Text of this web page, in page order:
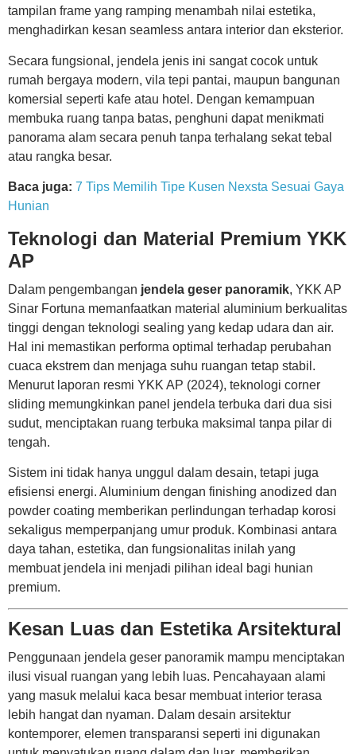
tampilan frame yang ramping menambah nilai estetika,
menghadirkan kesan seamless antara interior dan eksterior.
Secara fungsional, jendela jenis ini sangat cocok untuk
rumah bergaya modern, vila tepi pantai, maupun bangunan
komersial seperti kafe atau hotel. Dengan kemampuan
membuka ruang tanpa batas, penghuni dapat menikmati
panorama alam secara penuh tanpa terhalang sekat tebal
atau rangka besar.
Baca juga: 7 Tips Memilih Tipe Kusen Nexsta Sesuai Gaya
Hunian
Teknologi dan Material Premium YKK
AP
Dalam pengembangan jendela geser panoramik, YKK AP
Sinar Fortuna memanfaatkan material aluminium berkualitas
tinggi dengan teknologi sealing yang kedap udara dan air.
Hal ini memastikan performa optimal terhadap perubahan
cuaca ekstrem dan menjaga suhu ruangan tetap stabil.
Menurut laporan resmi YKK AP (2024), teknologi corner
sliding memungkinkan panel jendela terbuka dari dua sisi
sudut, menciptakan ruang terbuka maksimal tanpa pilar di
tengah.
Sistem ini tidak hanya unggul dalam desain, tetapi juga
efisiensi energi. Aluminium dengan finishing anodized dan
powder coating memberikan perlindungan terhadap korosi
sekaligus memperpanjang umur produk. Kombinasi antara
daya tahan, estetika, dan fungsionalitas inilah yang
membuat jendela ini menjadi pilihan ideal bagi hunian
premium.
Kesan Luas dan Estetika Arsitektural
Penggunaan jendela geser panoramik mampu menciptakan
ilusi visual ruangan yang lebih luas. Pencahayaan alami
yang masuk melalui kaca besar membuat interior terasa
lebih hangat dan nyaman. Dalam desain arsitektur
kontemporer, elemen transparansi seperti ini digunakan